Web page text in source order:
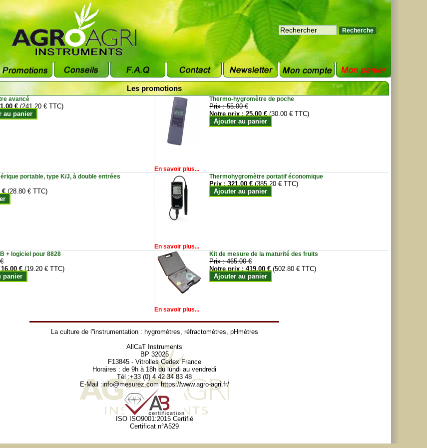
Les promotions
avancé
€ (241.20 € TTC)
au panier
Thermo-hygromètre de poche
Prix :55.00 €
Notre prix :25.00 € (30.00 € TTC)
Ajouter au panier
En savoir plus...
portable, type K/J, à double entrées
€ (28.80 € TTC)
Thermohygromètre portatif économique
Prix :321.00 € (385.20 € TTC)
Ajouter au panier
En savoir plus...
+ logiciel pour 8828
16.00 € (19.20 € TTC)
panier
Kit de mesure de la maturité des fruits
Prix :465.00 €
Notre prix :419.00 € (502.80 € TTC)
Ajouter au panier
En savoir plus...
La culture de l''instrumentation : hygromètres, réfractomètres, pHmètres
AllCaT Instruments
BP 32025
F13845 - Vitrolles Cedex France
Horaires : de 9h à 18h du lundi au vendredi
Tél :+33 (0) 4 42 34 83 48
E-Mail :info@mesurez.com https://www.agro-agri.fr/
ISO ISO9001:2015 Certifié
Certificat n°A529